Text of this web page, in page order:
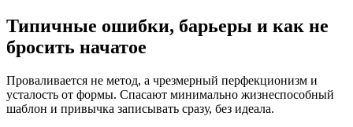
Типичные ошибки, барьеры и как не
бросить начатое
Проваливается не метод, а чрезмерный перфекционизм и
усталость от формы. Спасают минимально жизнеспособный
шаблон и привычка записывать сразу, без идеала.